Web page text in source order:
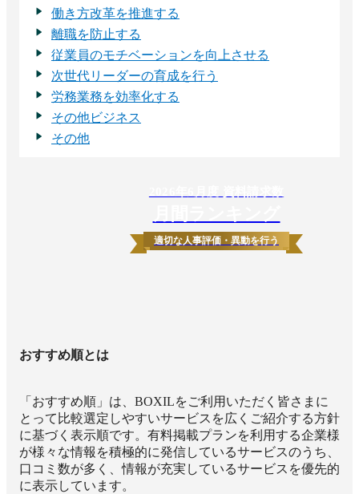
働き方改革を推進する
離職を防止する
従業員のモチベーションを向上させる
次世代リーダーの育成を行う
労務業務を効率化する
その他ビジネス
その他
適切な人事評価・異動を行う
おすすめ順とは
「おすすめ順」は、BOXILをご利用いただく皆さまに
とって比較選定しやすいサービスを広くご紹介する方針
に基づく表示順です。有料掲載プランを利用する企業様
が様々な情報を積極的に発信しているサービスのうち、
口コミ数が多く、情報が充実しているサービスを優先的
に表示しています。